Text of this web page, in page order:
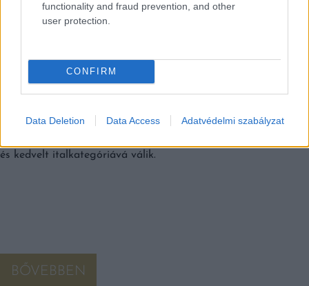
functionality and fraud prevention, and other
user protection.
CONFIRM
Data Deletion Data Access Adatvédelmi szabályzat
A RUM RENESZÁNSZÁT ÉLJÜK
és kedvelt italkategóriává válik.
BŐVEBBEN